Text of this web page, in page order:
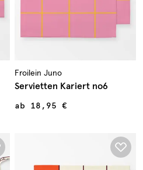
Froilein Juno
Servietten Kariert no6
ab 18,95 €